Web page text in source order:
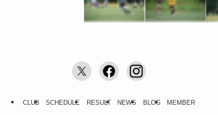
CLUB SCHEDULE RESULT NEWS BLOG MEMBER